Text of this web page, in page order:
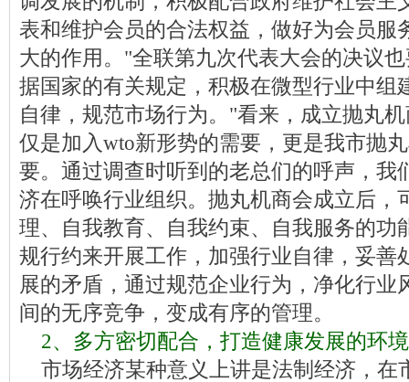
表和维护会员的合法权益，做好为会员服
大的作用。"全联第九次代表大会的决议
据国家的有关规定，积极在微型行业中组
自律，规范市场行为。"看来，成立抛丸
仅是加入wto新形势的需要，更是我市抛
要。通过调查时听到的老总们的呼声，我
济在呼唤行业组织。抛丸机商会成立后，
理、自我教育、自我约束、自我服务的功
规行约来开展工作，加强行业自律，妥善
展的矛盾，通过规范企业行为，净化行业
间的无序竞争，变成有序的管理。
2、多方密切配合，打造健康发展的环
市场经济某种意义上讲是法制经济，在